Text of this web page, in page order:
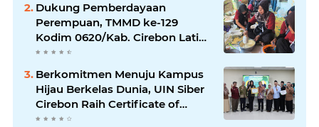
Dukung Pemberdayaan
Perempuan, TMMD ke-129
Kodim 0620/Kab. Cirebon Latih
Ibu-Ibu Tata Boga
Berkomitmen Menuju Kampus
Hijau Berkelas Dunia, UIN Siber
Cirebon Raih Certificate of
Compliance UI GreenMetric